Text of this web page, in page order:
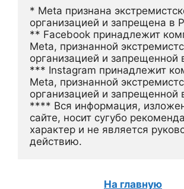
* Meta признана
организацией и запрещена в
** Facebook принадлежит
Meta, признанной
организацией и запрещенной
*** Instagram принадлежит
Meta, признанной
организацией и запрещенной
**** Вся информация,
сайте, носит сугубо
характер и не является
действию.
На главную